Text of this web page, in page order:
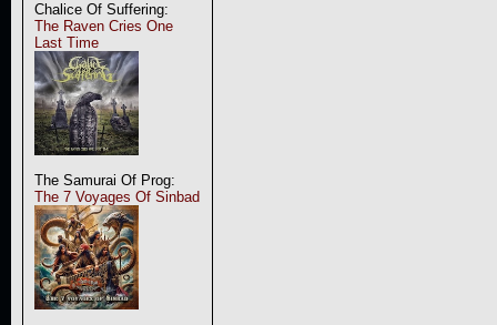
Chalice Of Suffering:
The Raven Cries One
Last Time
The Samurai Of Prog:
The 7 Voyages Of Sinbad